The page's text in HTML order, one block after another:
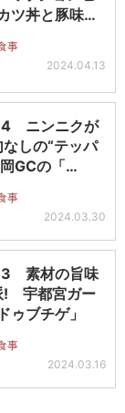
ツ丼と豚味…
事
2024.04.13
ニンニクが
しの“テッパ
GCの「…
事
2024.03.30
素材の旨味
! 宇都宮ガー
ゥブチゲ」
事
2024.03.16